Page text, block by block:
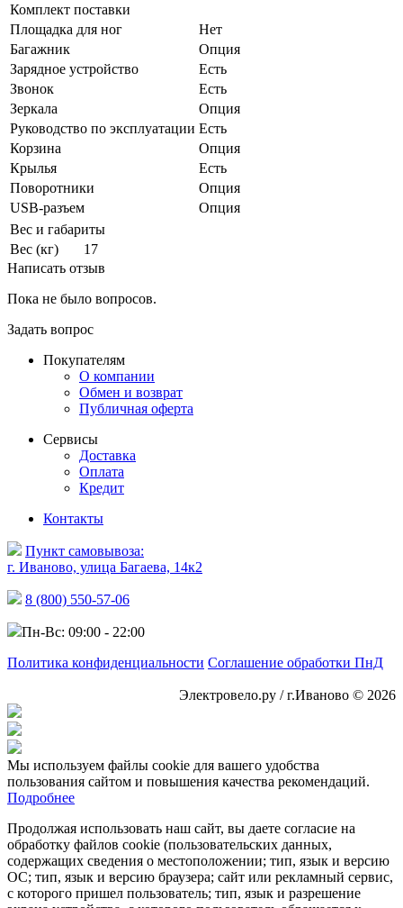
Комплект поставки
Площадка для ног
Нет
Багажник
Опция
Зарядное устройство
Есть
Звонок
Есть
Зеркала
Опция
Руководство по эксплуатации Есть
Корзина
Опция
Крылья
Есть
Поворотники
Опция
USB-разъем
Опция
Вес и габариты
Вес (кг)
17
Написать отзыв
Пока не было вопросов.
Задать вопрос
Покупателям
О компании
Обмен и возврат
Публичная оферта
Сервисы
Доставка
Оплата
Кредит
Контакты
Пункт самовывоза:
г. Иваново, улица Багаева, 14к2
8 (800) 550-57-06
Пн-Вс: 09:00 - 22:00
Политика конфиденциальности Соглашение обработки ПнД
Электровело.ру / г.Иваново © 2026
Мы используем файлы cookie для вашего удобства
пользования сайтом и повышения качества рекомендаций.
Подробнее
Продолжая использовать наш сайт, вы даете согласие на
обработку файлов cookie (пользовательских данных,
содержащих сведения о местоположении; тип, язык и версию
ОС; тип, язык и версию браузера; сайт или рекламный сервис,
с которого пришел пользователь; тип, язык и разрешение